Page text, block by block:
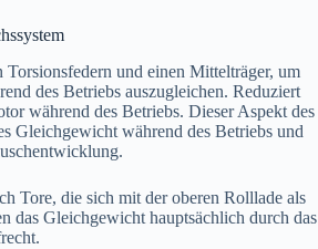
Torsionsfedern und einen Mittelträger, um
des Betriebs auszugleichen. Reduziert
während des Betriebs. Dieser Aspekt des
Gleichgewicht während des Betriebs und
Tore, die sich mit der oberen Rolllade als
das Gleichgewicht hauptsächlich durch das